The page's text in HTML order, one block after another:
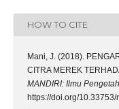
HOW TO CITE
Mani, J. (2018).
CITRA MEREK
MANDIRI: Ilmu
https://doi.org/